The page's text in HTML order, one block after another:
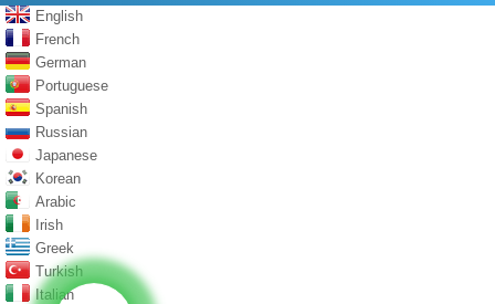
English
French
German
Portuguese
Spanish
Russian
Japanese
Korean
Arabic
Irish
Greek
Turkish
Italian